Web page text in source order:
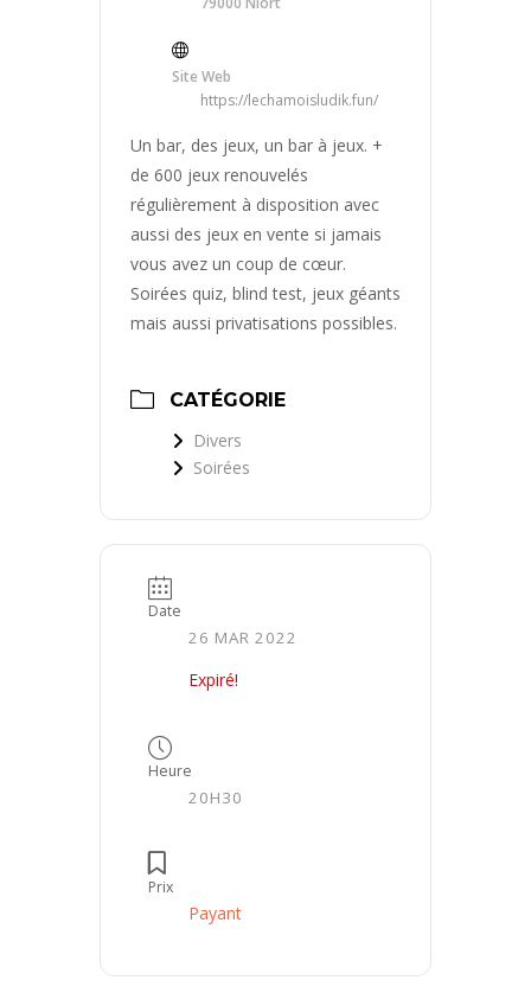
Site Web
https://lechamoisludik.fun/
Un bar, des jeux, un bar à jeux. +
de 600 jeux renouvelés
régulièrement à disposition avec
aussi des jeux en vente si jamais
vous avez un coup de cœur.
Soirées quiz, blind test, jeux géants
mais aussi privatisations possibles.
CATÉGORIE
Divers
Soirées
Date
26 MAR 2022
Expiré!
Heure
20H30
Prix
Payant